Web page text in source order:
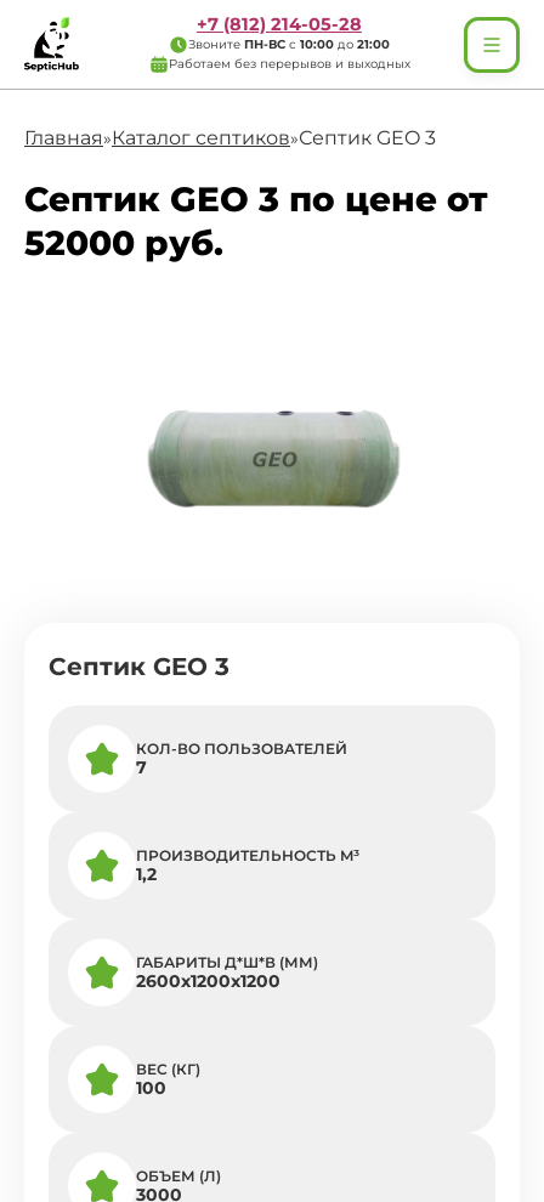
+7 (812) 214-05-28
Звоните ПН-ВС с 10:00 до 21:00
Работаем без перерывов и выходных
Главная»Каталог септиков»Септик GEO 3
Септик GEO 3 по цене от
52000 руб.
Септик GEO 3
КОЛ-ВО ПОЛЬЗОВАТЕЛЕЙ
7
ПРОИЗВОДИТЕЛЬНОСТЬ M³
1,2
ГАБАРИТЫ Д*Ш*В (ММ)
2600х1200х1200
ВЕС (КГ)
100
ОБЪЕМ (Л)
3000